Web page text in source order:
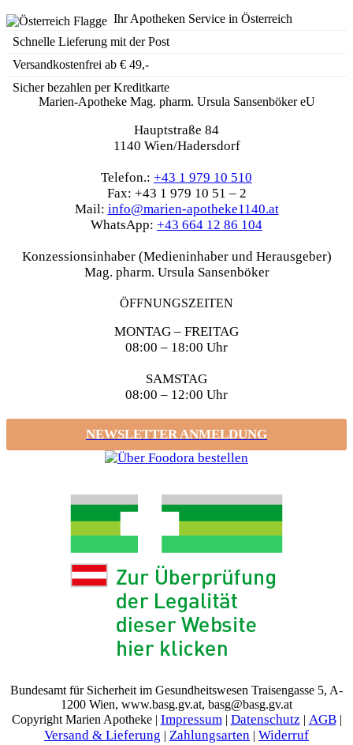
Ihr Apotheken Service in Österreich
Schnelle Lieferung mit der Post
Versandkostenfrei ab € 49,-
Sicher bezahlen per Kreditkarte
Marien-Apotheke Mag. pharm. Ursula Sansenböker eU
Hauptstraße 84
1140 Wien/Hadersdorf
Telefon.: +43 1 979 10 510
Fax: +43 1 979 10 51 – 2
Mail: info@marien-apotheke1140.at
WhatsApp: +43 664 12 86 104
Konzessionsinhaber (Medieninhaber und Herausgeber)
Mag. pharm. Ursula Sansenböker
ÖFFNUNGSZEITEN
MONTAG – FREITAG
08:00 – 18:00 Uhr
SAMSTAG
08:00 – 12:00 Uhr
NEWSLETTER ANMELDUNG
Bundesamt für Sicherheit im Gesundheitswesen Traisengasse 5, A-
1200 Wien, www.basg.gv.at, basg@basg.gv.at
Copyright Marien Apotheke | Impressum| Datenschutz | AGB|
Versand & Lieferung | Zahlungsarten | Widerruf